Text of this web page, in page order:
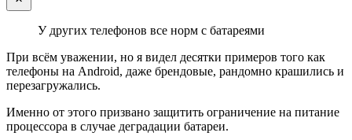
У других телефонов все норм с батареями
При всём уважении, но я видел десятки примеров того как
телефоны на Android, даже брендовые, рандомно крашились и
перезагружались.
Именно от этого призвано защитить ограничение на питание
процессора в случае деградации батареи.